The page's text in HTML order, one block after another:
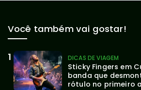
Você também vai gostar!
DICAS DE VIAGEM
Sticky Fingers em
banda que
rótulo no primeiro